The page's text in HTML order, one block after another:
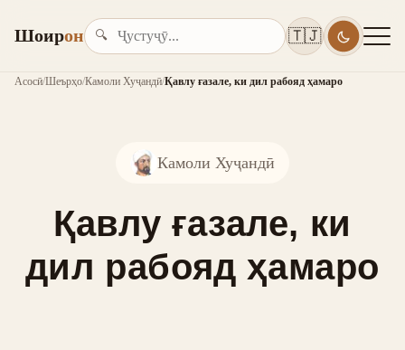
Шоирон 🔍 🇹🇯
Асосӣ/Шеърҳо/Камоли Хуҷандӣ/Қавлу ғазале, ки дил рабояд ҳамаро
Камоли Хуҷандӣ
Қавлу ғазале, ки
дил рабояд ҳамаро